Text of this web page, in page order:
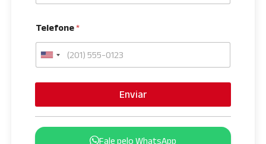
Telefone*
U
e
d
Enviar
Fale pelo WhatsApp